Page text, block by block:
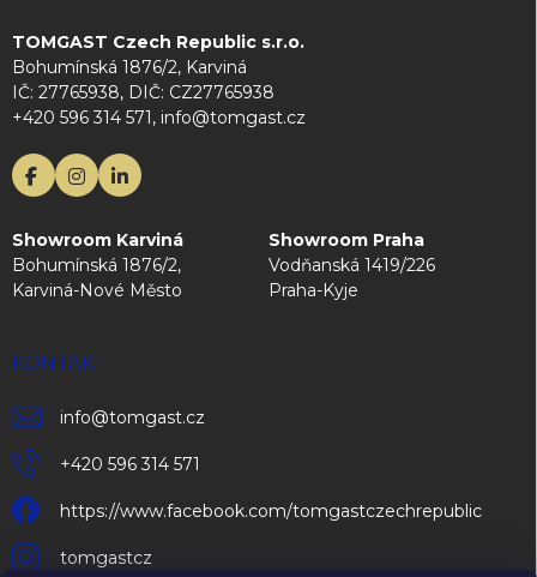
TOMGAST Czech Republic s.r.o.
Bohumínská 1876/2, Karviná
IČ: 27765938, DIČ: CZ27765938
+420 596 314 571, info@tomgast.cz
Showroom Karviná
Bohumínská 1876/2,
Karviná-Nové Město
Showroom Praha
Vodňanská 1419/226
Praha-Kyje
KONTAKT
info@tomgast.cz
+420 596 314 571
https://www.facebook.com/tomgastczechrepublic
tomgastcz